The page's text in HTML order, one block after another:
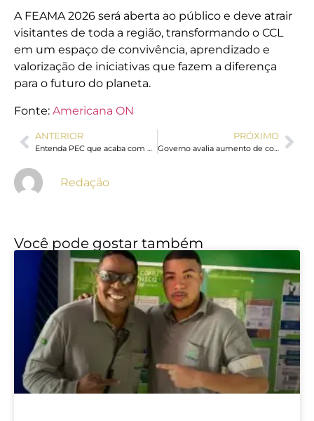
A FEAMA 2026 será aberta ao público e deve atrair
visitantes de toda a região, transformando o CCL
em um espaço de convivência, aprendizado e
valorização de iniciativas que fazem a diferença
para o futuro do planeta.
Fonte: Americana ON
ANTERIOR
Entenda PEC que acaba com escala 6×1: mais tempo livre e mesmo salário
PRÓXIMO
Governo avalia aumento de contratação pelo MEI com o fim da 6×1
Redação
Você pode gostar também